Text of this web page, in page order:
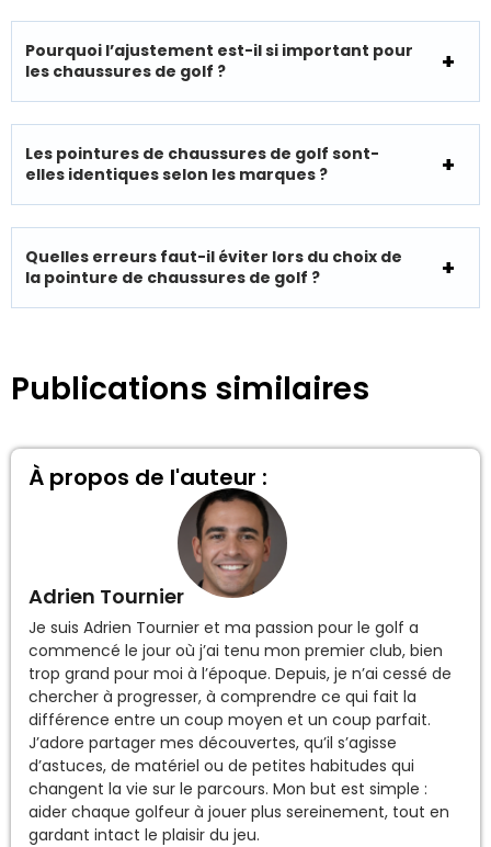
Pourquoi l’ajustement est-il si important pour
les chaussures de golf ?
Les pointures de chaussures de golf sont-
elles identiques selon les marques ?
Quelles erreurs faut-il éviter lors du choix de
la pointure de chaussures de golf ?
Publications similaires
À propos de l'auteur :
Adrien Tournier
Je suis Adrien Tournier et ma passion pour le golf a
commencé le jour où j’ai tenu mon premier club, bien
trop grand pour moi à l’époque. Depuis, je n’ai cessé de
chercher à progresser, à comprendre ce qui fait la
différence entre un coup moyen et un coup parfait.
J’adore partager mes découvertes, qu’il s’agisse
d’astuces, de matériel ou de petites habitudes qui
changent la vie sur le parcours. Mon but est simple :
aider chaque golfeur à jouer plus sereinement, tout en
gardant intact le plaisir du jeu.